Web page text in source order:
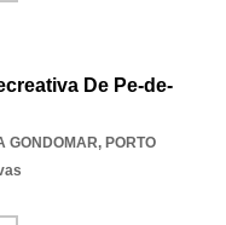
De Pe-de-
GONDOMAR, PORTO